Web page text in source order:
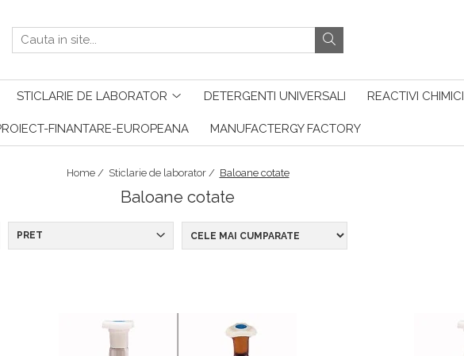
STICLARIE DE LABORATOR DETERGENTI UNIVERSALI REACTIVI CHIMICI
FINANTARE-EUROPEANA MANUFACTERGY FACTORY
Home / Sticlarie de laborator / Baloane cotate
Baloane cotate
PRET